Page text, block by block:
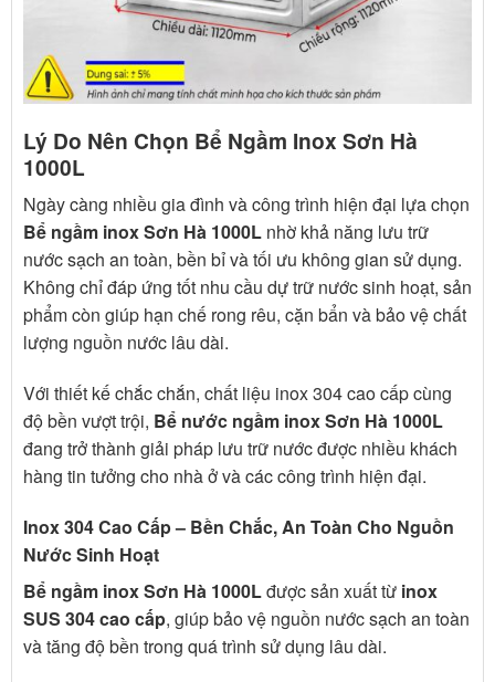
Lý Do Nên Chọn Bể Ngầm Inox Sơn Hà
1000L
Ngày càng nhiều gia đình và công trình hiện đại lựa chọn
Bể ngầm inox Sơn Hà 1000L nhờ khả năng lưu trữ
nước sạch an toàn, bền bỉ và tối ưu không gian sử dụng.
Không chỉ đáp ứng tốt nhu cầu dự trữ nước sinh hoạt, sản
phẩm còn giúp hạn chế rong rêu, cặn bẩn và bảo vệ chất
lượng nguồn nước lâu dài.
Với thiết kế chắc chắn, chất liệu inox 304 cao cấp cùng
độ bền vượt trội, Bể nước ngầm inox Sơn Hà 1000L
đang trở thành giải pháp lưu trữ nước được nhiều khách
hàng tin tưởng cho nhà ở và các công trình hiện đại.
Inox 304 Cao Cấp – Bền Chắc, An Toàn Cho Nguồn
Nước Sinh Hoạt
Bể ngầm inox Sơn Hà 1000Lđược sản xuất từ inox
SUS 304 cao cấp, giúp bảo vệ nguồn nước sạch an toàn
và tăng độ bền trong quá trình sử dụng lâu dài.